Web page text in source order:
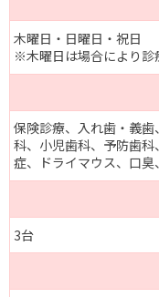
木曜日・日曜日・祝日
※木曜日は場合により診
保険診療、入れ歯・義
科、小児歯科、予防歯
症、ドライマウス、口
3台